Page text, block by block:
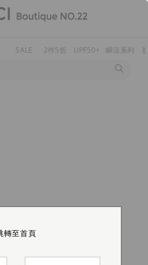
SALE 2件5折 UPF50+ 瞬涼系列
轉至首頁
轉至首頁
轉至首頁
轉至首頁
轉至首頁